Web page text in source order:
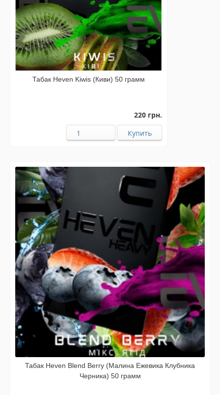
Табак Heven Kiwis (Киви) 50 грамм
220 грн.
Табак Heven Blend Berry (Малина Ежевика Клубника
Черника) 50 грамм